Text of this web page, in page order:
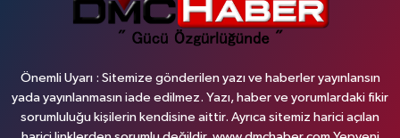
Önemli Uyarı : Sitemize gönderilen yazı ve haberler yayınlansın
yada yayınlanmasın iade edilmez. Yazı, haber ve yorumlardaki fikir
sorumluluğu kişilerin kendisine aittir. Ayrıca sitemiz harici açılan